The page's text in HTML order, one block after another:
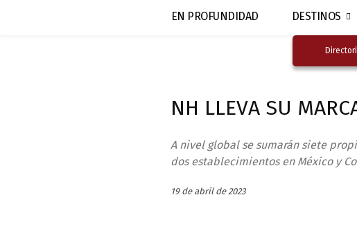
EN PROFUNDIDAD DESTINOS
NH LLEVA SU
A nivel global se sumarán siete
dos establecimientos en México y
19 de abril de 2023